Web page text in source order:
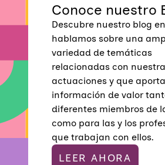
N
E
:
M
E
J
O
R
A
R
L
A
C
O
N
V
I
Conoce nuestro
Descubre nuestro blog
hablamos sobre una
variedad de temáticas
relacionadas con
actuaciones y que
información de valor
diferentes miembros de
como para las y los
que trabajan con ellos.
LEER AHORA